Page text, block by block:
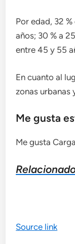
Por edad, 32
años; 30 % a
entre 45 y 55
En cuanto al
zonas urbanas
Me gusta
Me gusta
Source link